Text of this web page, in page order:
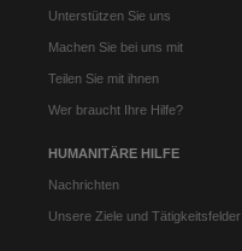
Unterstützen Sie uns
Machen Sie bei uns mit
Teilen Sie mit ihnen
Wer braucht Ihre Hilfe?
HUMANITÄRE HILFE
Nachrichten
Unsere Ziele und Tätigkeitsfelder